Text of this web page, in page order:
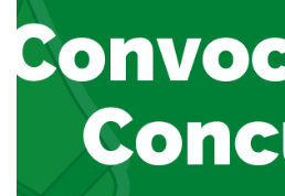
Convocatoria a Concurso para Cobertura de